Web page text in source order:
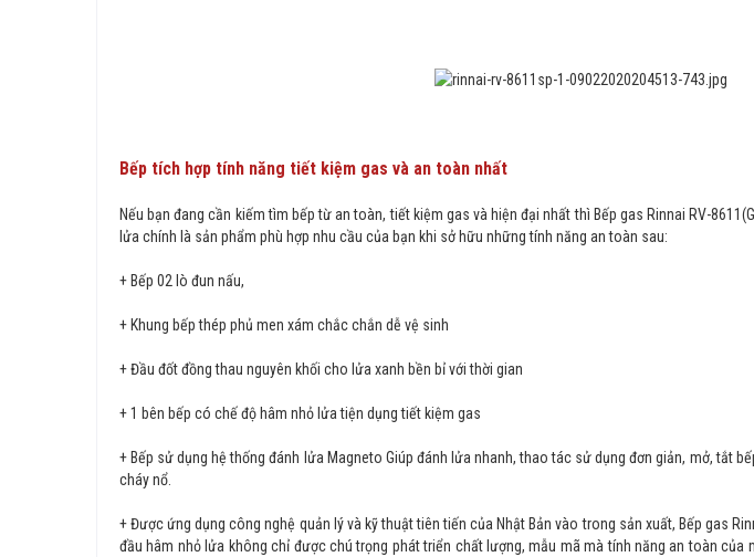
Bếp tích hợp tính năng tiết kiệm gas và an toàn nhất
Nếu bạn đang cần kiếm tìm bếp từ an toàn, tiết kiệm gas và hiện đại nhất thì Bếp gas Rinnai RV-
lửa chính là sản phẩm phù hợp nhu cầu của bạn khi sở hữu những tính năng an toàn sau:
+ Bếp 02 lò đun nấu,
+ Khung bếp thép phủ men xám chắc chắn dễ vệ sinh
+ Đầu đốt đồng thau nguyên khối cho lửa xanh bền bỉ với thời gian
+ 1 bên bếp có chế độ hâm nhỏ lửa tiện dụng tiết kiệm gas
+ Bếp sử dụng hệ thống đánh lửa Magneto Giúp đánh lửa nhanh, thao tác sử dụng đơn giản, mở, tắt
cháy nổ.
+ Được ứng dụng công nghệ quản lý và kỹ thuật tiên tiến của Nhật Bản vào trong sản xuất, Bếp gas
đầu hâm nhỏ lửa không chỉ được chú trọng phát triển chất lượng, mẫu mã mà tính năng an toàn của